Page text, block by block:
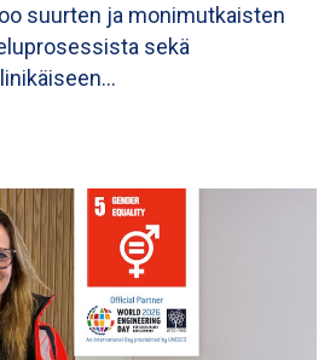
suurten ja monimutkaisten
sekä